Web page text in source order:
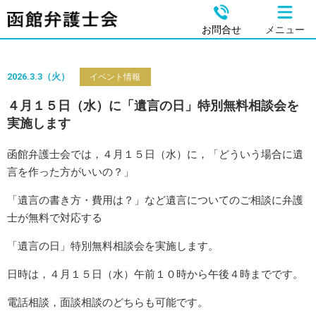
お問合せ メニュー
2026.3.3（火） イベント情報
４月１５日（水）に「遺言の日」特別無料相談会を
実施します
函館弁護士会では，４月１５日（水）に，「どういう場合に遺
言を作った方がいいの？」
「遺言の書き方・費用は？」など遺言についてのご相談に弁護
士が無料で対応する
「遺言の日」特別無料相談会を実施します。
日時は，４月１５日（水）午前１０時から午後４時までです。
電話相談，面談相談のどちらも可能です。